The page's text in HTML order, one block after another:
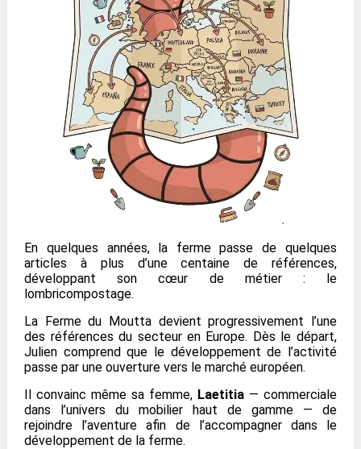
En quelques années, la ferme passe de quelques
articles à plus d’une centaine de références,
développant son cœur de métier : le
lombricompostage.
La Ferme du Moutta devient progressivement l’une
des références du secteur en Europe. Dès le départ,
Julien comprend que le développement de l’activité
passe par une ouverture vers le marché européen.
Il convainc même sa femme, Laetitia— commerciale
dans l’univers du mobilier haut de gamme — de
rejoindre l’aventure afin de l’accompagner dans le
développement de la ferme.